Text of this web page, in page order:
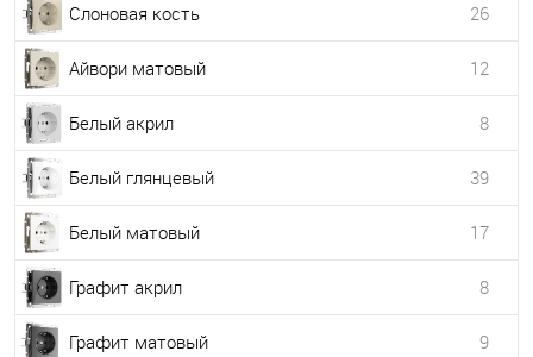
Слоновая кость 26
Айвори матовый 12
Белый акрил 8
Белый глянцевый 39
Белый матовый 17
Графит акрил 8
Графит матовый 9